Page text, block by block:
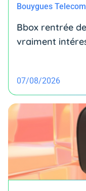
Bouygues Telecom
Bbox rentrée
vraiment
07/08/2026